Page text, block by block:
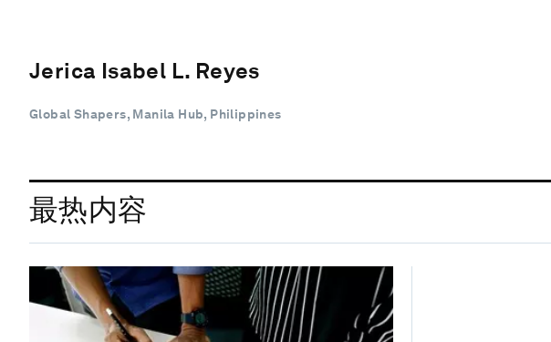
Jerica Isabel L. Reyes
Global Shapers, Manila Hub, Philippines
最热内容